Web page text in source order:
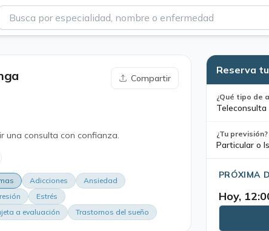
Compartir
una consulta con confianza.
Adicciones
Ansiedad
Estrés
a evaluación Trastornos del sueño
Reserva
¿Qué tipo de
¿Tu previsión?
Particular o
PRÓXIMA
Hoy,